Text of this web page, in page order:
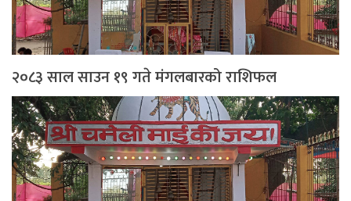
२०८३ साल साउन १९ गते मंगलबारको राशिफल